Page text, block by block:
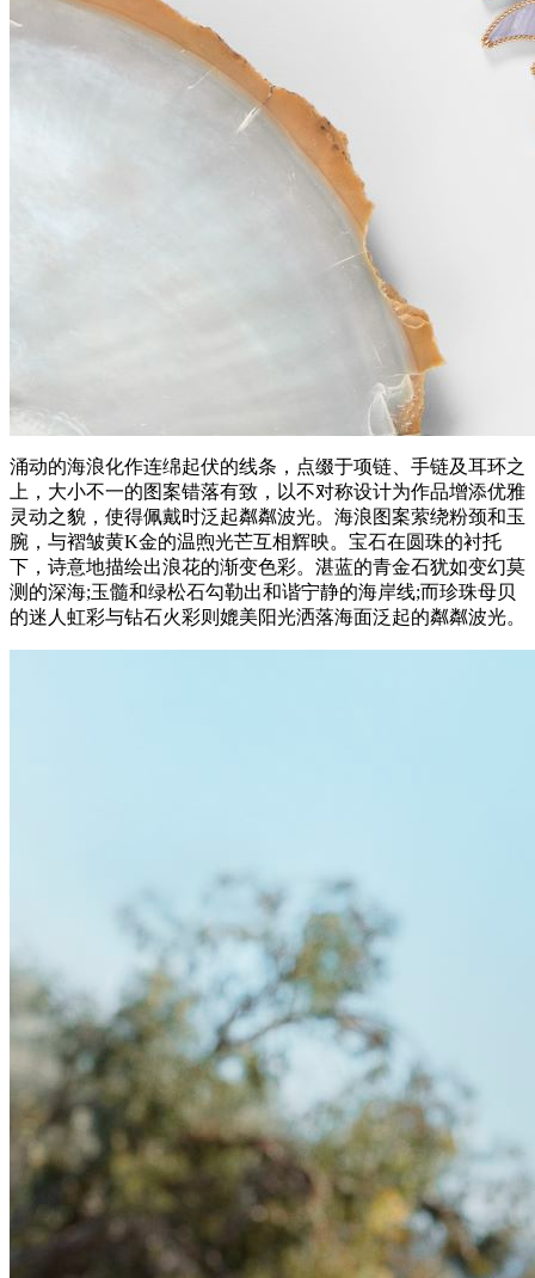
涌动的海浪化作连绵起伏的线条，点缀于项链、手链及耳环之
上，大小不一的图案错落有致，以不对称设计为作品增添优雅
灵动之貌，使得佩戴时泛起粼粼波光。海浪图案萦绕粉颈和玉
腕，与褶皱黄K金的温煦光芒互相辉映。宝石在圆珠的衬托
下，诗意地描绘出浪花的渐变色彩。湛蓝的青金石犹如变幻莫
测的深海;玉髓和绿松石勾勒出和谐宁静的海岸线;而珍珠母贝
的迷人虹彩与钻石火彩则媲美阳光洒落海面泛起的粼粼波光。